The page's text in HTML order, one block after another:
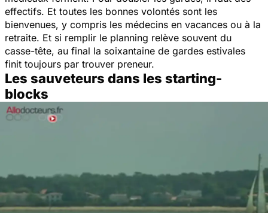
effectifs. Et toutes les bonnes volontés sont les
bienvenues, y compris les médecins en vacances ou à la
retraite. Et si remplir le planning relève souvent du
casse-tête, au final la soixantaine de gardes estivales
finit toujours par trouver preneur.
Les sauveteurs dans les starting-
blocks